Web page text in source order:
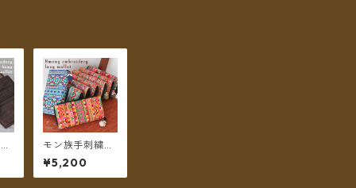
モン族手刺繍の
長財布 クロスス
テッチ ハンドワ
ーク ＊メール便
¥5,200